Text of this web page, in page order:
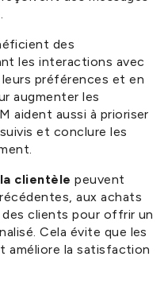
des
les interactions avec
préférences et en
augmenter les
aident aussi à prioriser
et conclure les
clientèle peuvent
aux achats
clients pour offrir un
Cela évite que les
améliore la satisfaction